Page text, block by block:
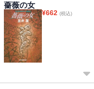
薔薇の女
¥662 (税込)